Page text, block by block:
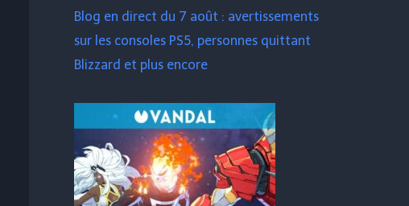
Blog en direct du 7 août : avertissements
sur les consoles PS5, personnes quittant
Blizzard et plus encore